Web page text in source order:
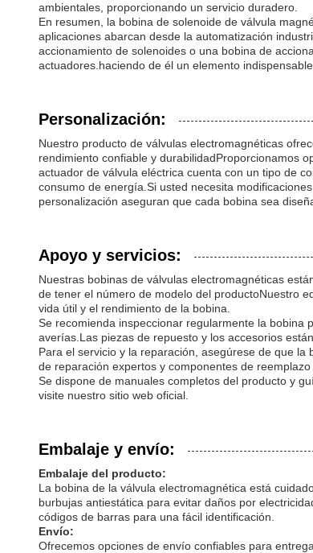
ambientales, proporcionando un servicio duradero.
En resumen, la bobina de solenoide de válvula
aplicaciones abarcan desde la automatización
accionamiento de solenoides o una bobina de
actuadores.haciendo de él un elemento
Personalización:
Nuestro producto de válvulas electromagnéticas
rendimiento confiable y durabilidadProporcionamos
actuador de válvula eléctrica cuenta con un tipo de
consumo de energía.Si usted necesita
personalización aseguran que cada bobina sea
Apoyo y servicios:
Nuestras bobinas de válvulas electromagnéticas
de tener el número de modelo del productoNuestro
vida útil y el rendimiento de la bobina.
Se recomienda inspeccionar regularmente la bobina
averías.Las piezas de repuesto y los accesorios
Para el servicio y la reparación, asegúrese de que
de reparación expertos y componentes de
Se dispone de manuales completos del producto y
visite nuestro sitio web oficial.
Embalaje y envío:
Embalaje del producto:
La bobina de la válvula electromagnética está
burbujas antiestática para evitar daños por
códigos de barras para una fácil identificación.
Envío:
Ofrecemos opciones de envío confiables para